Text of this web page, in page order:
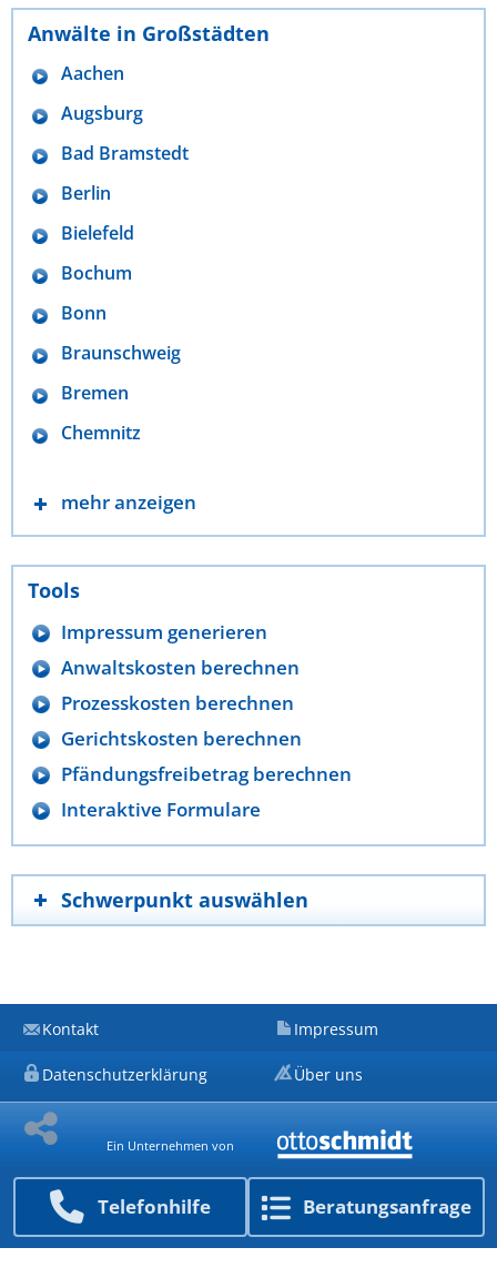
Telefon­hilfe Beratungs­anfrage
Anwälte in Großstädten
Aachen
Augsburg
Bad Bramstedt
Berlin
Bielefeld
Bochum
Bonn
Braunschweig
Bremen
Chemnitz
mehr anzeigen
Tools
Impressum generieren
Anwaltskosten berechnen
Prozesskosten berechnen
Gerichtskosten berechnen
Pfändungsfreibetrag berechnen
Interaktive Formulare
Schwerpunkt auswählen
Kontakt Impressum
Datenschutzerklärung Über uns
Ein Unternehmen von